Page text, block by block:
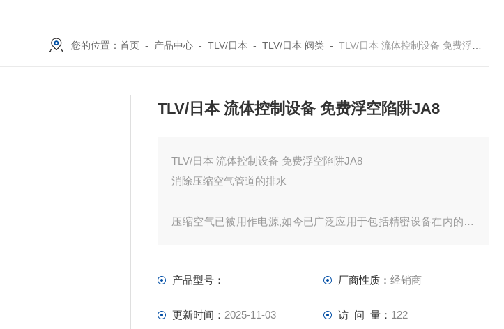
您的位置：首页 - 产品中心 -TLV/日本 -TLV/日本 阀类 -TLV/日本 流体控制设备 免费浮空陷阱JA8
TLV/日本 流体控制设备 免费浮空陷阱JA8
TLV/日本 流体控制设备 免费浮空陷阱JA8
消除压缩空气管道的排水
压缩空气已被用作电源,如今已广泛应用于包括精密设备在内的更
现为排水。
产品型号： 厂商性质： 经销商
更新时间： 2025-11-03 访 问 量： 122